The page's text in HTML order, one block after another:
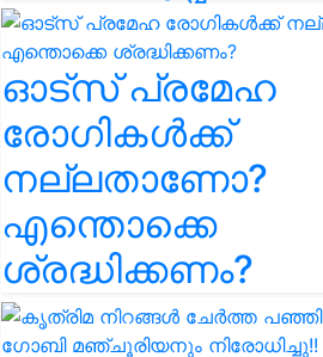
ഓട്സ് പ്രമേഹ
രോഗികൾക്ക്
നല്ലതാണോ?
എന്തൊക്കെ
ശ്രദ്ധിക്കണം?